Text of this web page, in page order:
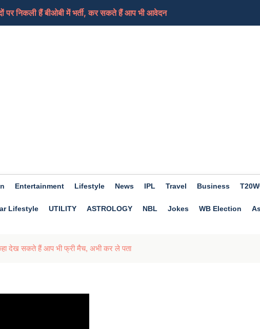
निकली हैं बीओबी में भर्ती, कर सकते हैं आप भी आवेदन
लिए दिन होगा शुभ, हो सकता हैं आर्थिक लाभ, जाने क्या कहत...
Entertainment Lifestyle News IPL Travel Business
Lifestyle UTILITY ASTROLOGY NBL Jokes WB Election
देख सकते हैं आप भी फ्री मैच, अभी कर ले पता